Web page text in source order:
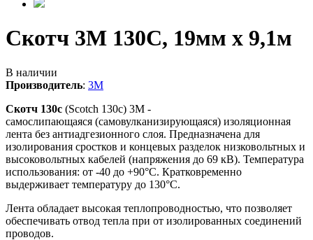
Скотч 3M 130C, 19мм х 9,1м
В наличии
Производитель: 3M
Скотч 130с (Scotch 130c) 3M -
самослипающаяся (самовулканизирующаяся) изоляционная
лента без антиадгезионного слоя. Предназначена для
изолирования сростков и концевых разделок низковольтных и
высоковольтных кабелей (напряжения до 69 кВ). Температура
использования: от -40 до +90°С. Кратковременно
выдерживает температуру до 130°С.
Лента обладает высокая теплопроводностью, что позволяет
обеспечивать отвод тепла при от изолированных соединений
проводов.